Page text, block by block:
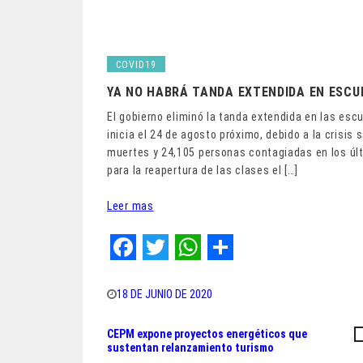
COVID19
YA NO HABRÁ TANDA EXTENDIDA EN
El gobierno eliminó la tanda extendida en las
inicia el 24 de agosto próximo, debido a la crisis
muertes y 24,105 personas contagiadas en los
para la reapertura de las clases el […]
Leer mas
a
c
e
w
i
t
h
a
t
h
a
r
18 DE JUNIO DE 2020
Navegación
CEPM expone proyectos energéticos que
sustentan relanzamiento turismo